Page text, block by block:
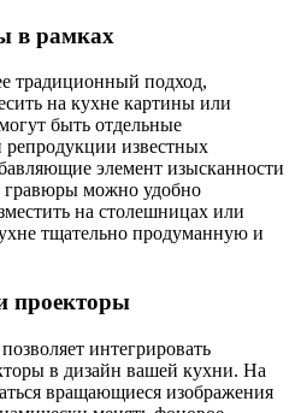
в рамках
традиционный подход,
на кухне картины или
быть отдельные
репродукции известных
элемент изысканности
гравюры можно удобно
на столешницах или
тщательно продуманную и
проекторы
интегрировать
в дизайн вашей кухни. На
вращающиеся изображения